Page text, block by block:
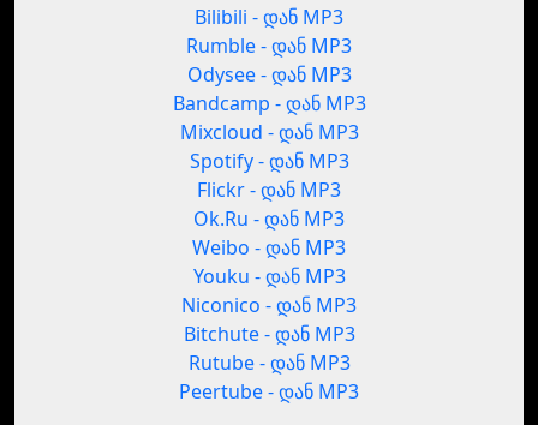
Bilibili - დან MP3
Rumble - დან MP3
Odysee - დან MP3
Bandcamp - დან MP3
Mixcloud - დან MP3
Spotify - დან MP3
Flickr - დან MP3
Ok.Ru - დან MP3
Weibo - დან MP3
Youku - დან MP3
Niconico - დან MP3
Bitchute - დან MP3
Rutube - დან MP3
Peertube - დან MP3